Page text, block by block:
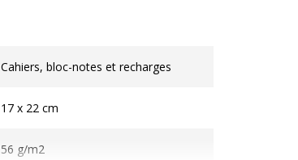
Cahiers, bloc-notes et recharges
17 x 22 cm
56 g/m2